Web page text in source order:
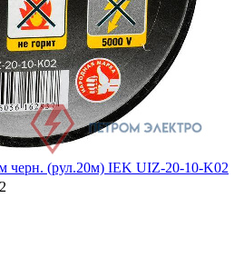
черн. (рул.20м) IEK UIZ-20-10-K02